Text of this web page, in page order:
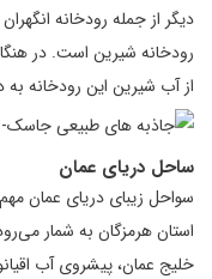
ديگر از جمله رودخانه
رودخانه شيرين است. در
از آب شيرين اين رودخانه به
ساحل دریای عمان
سواحل زیبای دریای عمان
استان هرمزگان به شمار
خلیج عمان، پیشروی آب